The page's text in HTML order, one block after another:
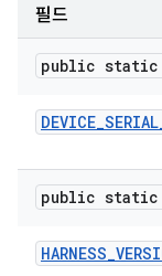
필드
public
DEVICE_SERIAL
public
HARNESS_